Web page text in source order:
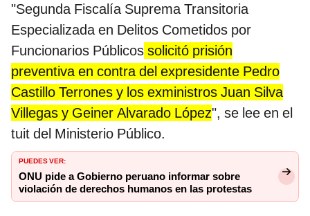
"Segunda Fiscalía Suprema Transitoria
Especializada en Delitos Cometidos por
Funcionarios Públicos solicitó prisión
preventiva en contra del expresidente Pedro
Castillo Terrones y los exministros Juan Silva
Villegas y Geiner Alvarado López", se lee en el
tuit del Ministerio Público.
PUEDES VER:
ONU pide a Gobierno peruano informar sobre
violación de derechos humanos en las protestas